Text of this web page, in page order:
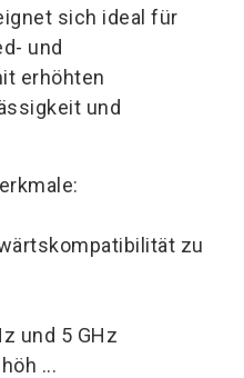
sich ideal für
und
erhöhten
und
zu
und 5 GHz
...